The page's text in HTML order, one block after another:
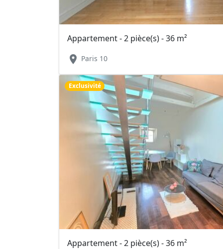
Appartement - 2 pièce(s) - 36 m²
location_on Paris 10
Exclusivité
Appartement - 2 pièce(s) - 36 m²